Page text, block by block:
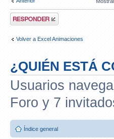
Publicar una
respuesta
Volver a Excel Animaciones
¿QUIÉN ESTÁ
Usuarios
Foro y 7
Índice general